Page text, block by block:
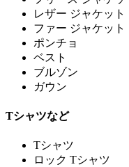
レザー ジャケット
ファー ジャケット
ポンチョ
ベスト
ブルゾン
ガウン
Tシャツなど
Tシャツ
ロック Tシャツ